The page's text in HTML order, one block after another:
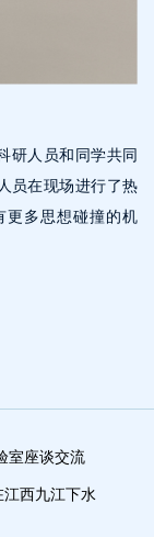
研人员和同学共同
员在现场进行了热
更多思想碰撞的机
室座谈交流
江西九江下水